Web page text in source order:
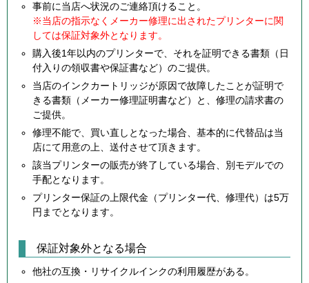
事前に当店へ状況のご連絡頂けること。
※当店の指示なくメーカー修理に出されたプリンターに関
しては保証対象外となります。
購入後1年以内のプリンターで、それを証明できる書類（日
付入りの領収書や保証書など）のご提供。
当店のインクカートリッジが原因で故障したことが証明で
きる書類（メーカー修理証明書など）と、修理の請求書の
ご提供。
修理不能で、買い直しとなった場合、基本的に代替品は当
店にて用意の上、送付させて頂きます。
該当プリンターの販売が終了している場合、別モデルでの
手配となります。
プリンター保証の上限代金（プリンター代、修理代）は5万
円までとなります。
保証対象外となる場合
他社の互換・リサイクルインクの利用履歴がある。